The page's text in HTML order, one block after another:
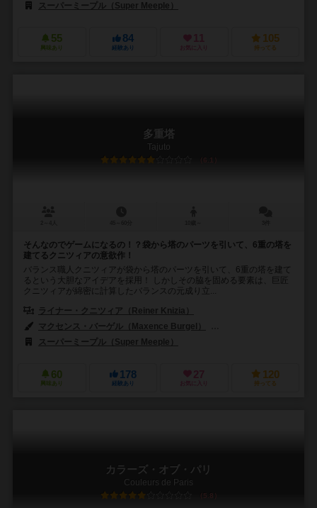
スーパーミープル（Super Meeple）
55
興味あり
84
経験あり
11
お気に入り
105
持ってる
多重塔
Tajuto
6.1
そんなのでゲームになるの！？袋から塔のパーツを引いて、6重の塔を
建てるクニツィアの意欲作！
バランス職人クニツィアが袋から塔のパーツを引いて、6重の塔を建て
るという大胆なアイデアを採用！ しかしその脇を固める要素は、巨匠
クニツィアが綿密に計算したバランスの元成り立...
ライナー・クニツィア（Reiner Knizia）
マクセンス・バーゲル（Maxence Burgel）
スーパーミープル（Super Meeple）
60
興味あり
178
経験あり
27
お気に入り
120
持ってる
カラーズ・オブ・パリ
Couleurs de Paris
5.8